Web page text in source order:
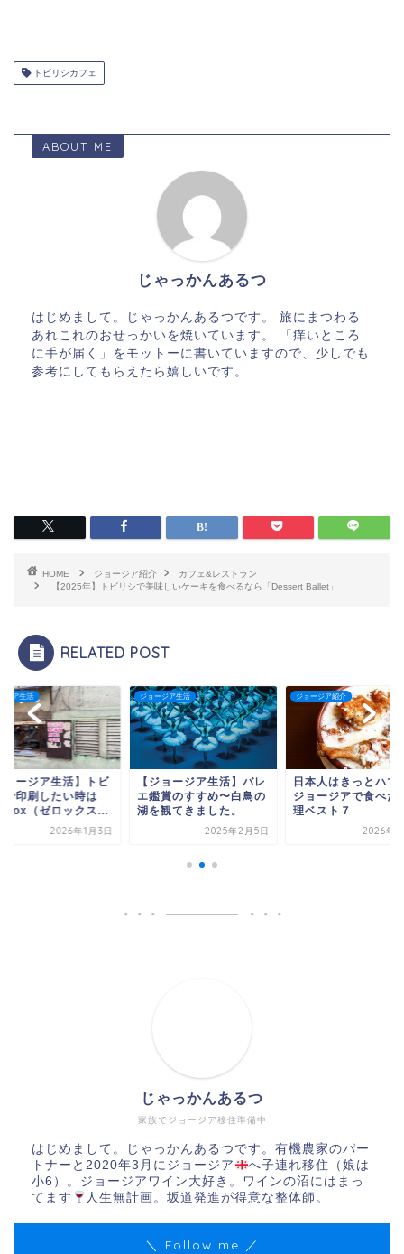
トビリシカフェ
ABOUT ME
じゃっかんあるつ
はじめまして。じゃっかんあるつです。 旅にまつわる
あれこれのおせっかいを焼いています。 「痒いところ
に手が届く」をモットーに書いていますので、少しでも
参考にしてもらえたら嬉しいです。
HOME ジョージア紹介
カフェ&レストラン
【2025年】トビリシで美味しいケーキを食べるなら「Dessert Ballet」
RELATED POST
ジア生活
ョージア生活】バレ
賞のすすめ〜白鳥の
観てきました。
2025年2月5日
ジョージア紹介
日本人はきっとハマる！
ジョージアで食べたい料
理ベスト７
2026年1月9日
ジョージア生活
【ジョージア生活】
リシで印刷したい時
「Xerox（ゼロック
2026年1
家族でジョージア移住準備中
じゃっかんあるつ
はじめまして。じゃっかんあるつです。有機農家のパー
トナーと2020年3月にジョージア
へ子連れ移住（娘は
小6）。ジョージアワイン大好き。ワインの沼にはまっ
てます
人生無計画。坂道発進が得意な整体師。
＼ Follow me ／